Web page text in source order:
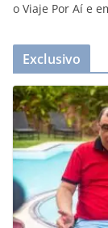
o Viaje Por Aí e
Exclusivo